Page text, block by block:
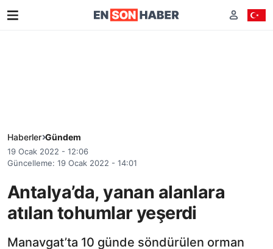
Haberler Gündem
19 Ocak 2022 - 12:06
Güncelleme: 19 Ocak 2022 - 14:01
Antalya’da, yanan alanlara
atılan tohumlar yeşerdi
Manavgat’ta 10 günde söndürülen orman